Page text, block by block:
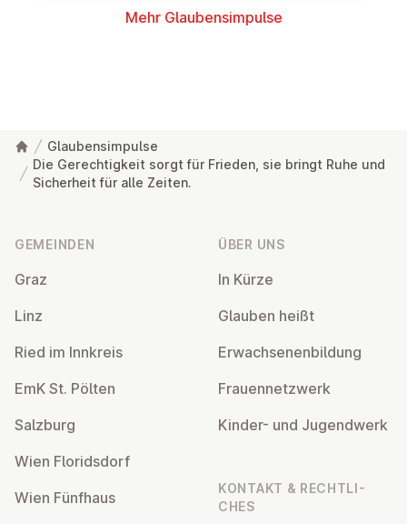
Mehr Glau­bens­im­pul­se
Glaubensimpulse
Die Gerechtigkeit sorgt für Frieden, sie bringt Ruhe und
Sicherheit für alle Zeiten.
GEMEINDEN
Graz
Linz
Ried im Innkreis
EmK St. Pölten
Salzburg
Wien Flo­rids­dorf
Wien Fünfhaus
ÜBER UNS
In Kürze
Glauben heißt
Er­wach­se­nen­bil­dung
Frau­en­netz­werk
Kinder- und Ju­gend­werk
KONTAKT & RECHT­LI­
CHES